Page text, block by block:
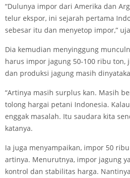
“Dulunya impor dari Amerika dan
telur ekspor, ini sejarah pertama
sebesar itu dan menyetop impor,”
Dia kemudian menyinggung
harus impor jagung 50-100 ribu ton,
dan produksi jagung masih
“Artinya masih surplus kan. Masih
tolong hargai petani Indonesia.
enggak masalah. Itu saudara kita
katanya.
Ia juga menyampaikan, impor 50
artinya. Menurutnya, impor jagung
kontrol dan stabilitas harga.